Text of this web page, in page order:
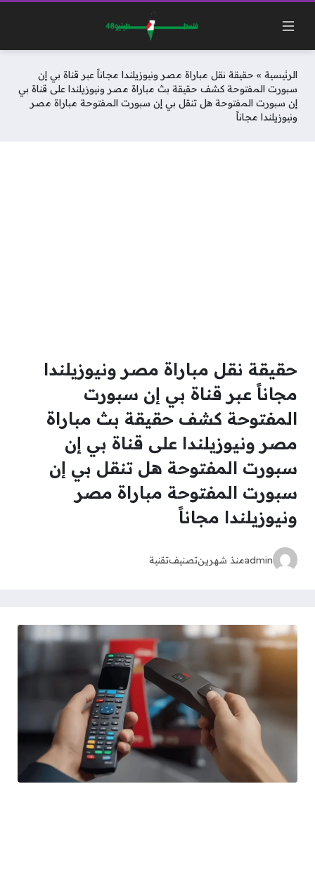
الرئيسية » حقيقة نقل مباراة مصر ونيوزيلندا مجاناً عبر قناة بي إن
سبورت المفتوحة كشف حقيقة بث مباراة مصر ونيوزيلندا على قناة بي
إن سبورت المفتوحة هل تنقل بي إن سبورت المفتوحة مباراة مصر
ونيوزيلندا مجاناً
حقيقة نقل مباراة مصر ونيوزيلندا
مجاناً عبر قناة بي إن سبورت
المفتوحة كشف حقيقة بث مباراة
مصر ونيوزيلندا على قناة بي إن
سبورت المفتوحة هل تنقل بي إن
سبورت المفتوحة مباراة مصر
ونيوزيلندا مجاناً
adminمنذ شهرينتصنيفتقنية